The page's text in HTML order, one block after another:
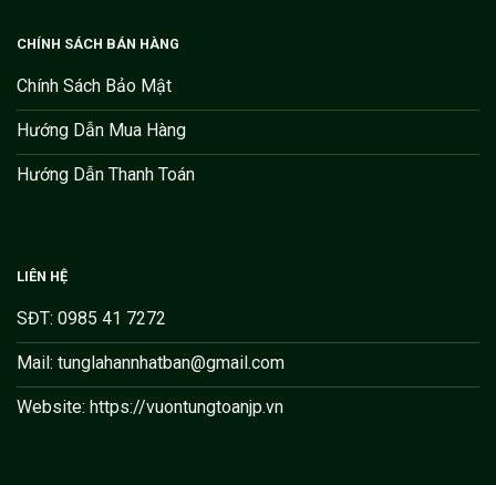
CHÍNH SÁCH BÁN HÀNG
Chính Sách Bảo Mật
Hướng Dẫn Mua Hàng
Hướng Dẫn Thanh Toán
LIÊN HỆ
SĐT: 0985 41 7272
Mail: tunglahannhatban@gmail.com
Website: https://vuontungtoanjp.vn